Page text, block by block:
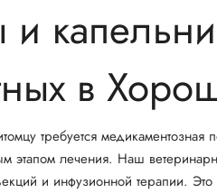
и
в
требуется
этапом лечения. Наш
и инфузионной терапии. Это